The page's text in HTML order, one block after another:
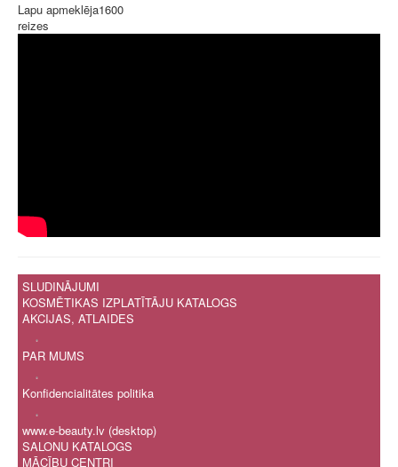
Lapu apmeklēja1600
reizes
SLUDINĀJUMI
KOSMĒTIKAS IZPLATĪTĀJU KATALOGS
AKCIJAS, ATLAIDES
.
PAR MUMS
.
Konfidencialitātes politika
.
www.e-beauty.lv (desktop)
SALONU KATALOGS
MĀCĪBU CENTRI